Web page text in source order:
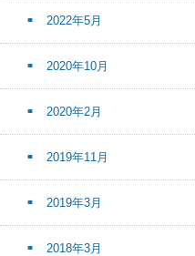
2022年5月
2020年10月
2020年2月
2019年11月
2019年3月
2018年3月